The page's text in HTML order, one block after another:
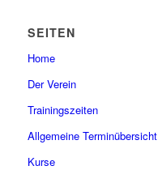
SEITEN
Home
Der Verein
Trainingszeiten
Allgemeine Terminübersicht
Kurse